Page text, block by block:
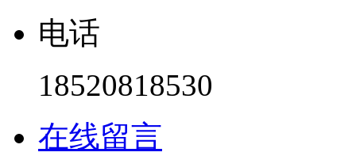
电话
18520818530
在线留言